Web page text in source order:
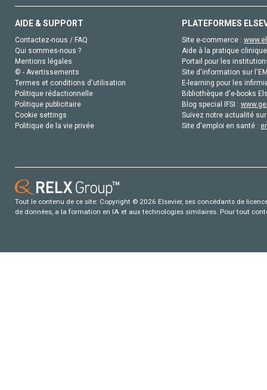
AIDE & SUPPORT
Contactez-nous / FAQ
Qui sommes-nous ?
Mentions légales
© - Avertissements
Termes et conditions d'utilisation
Politique rédactionnelle
Politique publicitaire
Cookie settings
Politique de la vie privée
PLATEFORMES
Site e-commerce :
Aide à la pratique
Portail pour les
Site d'information sur
E-learning pour les
Bibliothèque d'e-books
Blog special IFSI :
Suivez notre actualité
Site d'emploi en santé :
Tout le contenu de ce site: Copyright © 2026 Elsevier, ses concédants de
de données, a la formation en IA et aux technologies similaires. Pour tout